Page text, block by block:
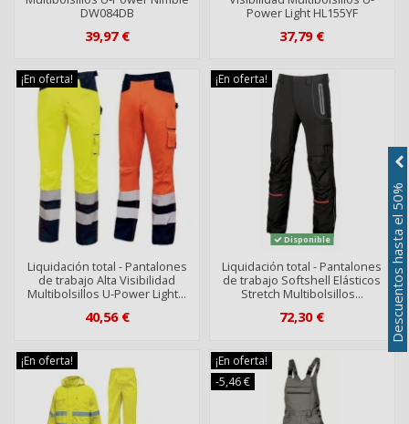
DW084DB
39,97 €
Power Light HL155YF
37,79 €
¡En oferta!
Liquidación total - Pantalones
de trabajo Alta Visibilidad
Multibolsillos U-Power Light...
40,56 €
¡En oferta!
Disponible
Liquidación total - Pantalones
de trabajo Softshell Elásticos
Stretch Multibolsillos...
72,30 €
¡En oferta!
¡En oferta!
-5,46 €
Descuentos hasta el 50%